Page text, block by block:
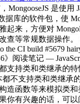
MongooseJS 是使用
据库的软件包，使
起来，方便对
查等常规数据操作。
the CI build #5679
》阅读笔记 —
支持类和类继承的
都不支持类和类继承
造函数等来模拟类
你有兴趣的话，可